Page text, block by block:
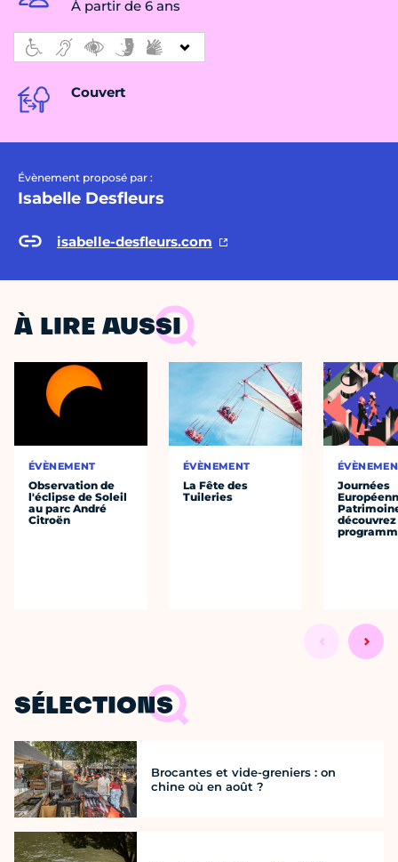
À partir de 6 ans
Couvert
Évènement proposé par :
Isabelle Desfleurs
isabelle-desfleurs.com
À LIRE AUSSI
ÉVÈNEMENT
Observation de
l'éclipse de Soleil
au parc André
Citroën
ÉVÈNEMENT
La Fête des
Tuileries
Journées
SÉLECTIONS
Brocantes et vide-greniers : on
chine où en août ?